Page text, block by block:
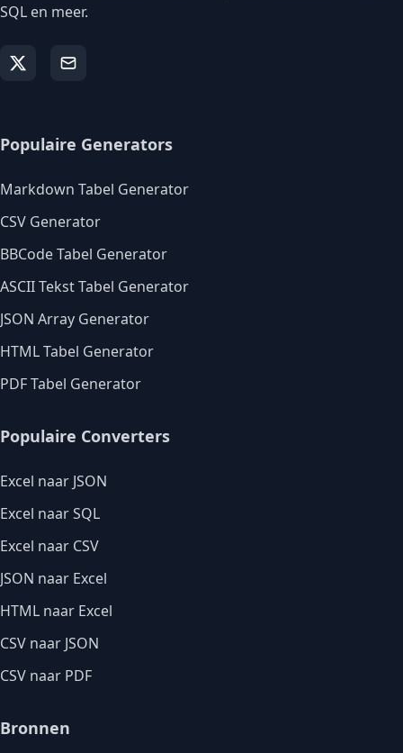
SQL en meer.
Populaire Generators
Markdown Tabel Generator
CSV Generator
BBCode Tabel Generator
ASCII Tekst Tabel Generator
JSON Array Generator
HTML Tabel Generator
PDF Tabel Generator
Populaire Converters
Excel naar JSON
Excel naar SQL
Excel naar CSV
JSON naar Excel
HTML naar Excel
CSV naar JSON
CSV naar PDF
Bronnen